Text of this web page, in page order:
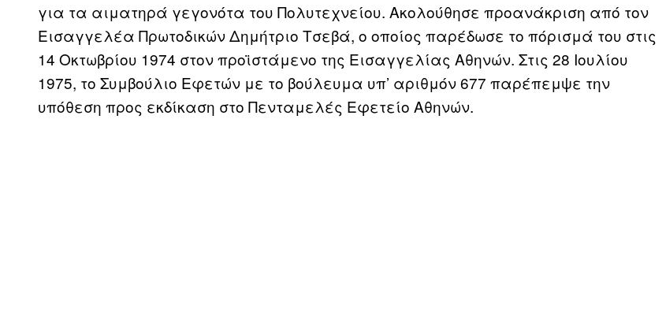
για τα αιματηρά γεγονότα του Πολυτεχνείου. Ακολούθησε προανάκριση από τον
Εισαγγελέα Πρωτοδικών Δημήτριο Τσεβά, ο οποίος παρέδωσε το πόρισμά του στις
14 Οκτωβρίου 1974 στον προϊστάμενο της Εισαγγελίας Αθηνών. Στις 28 Ιουλίου
1975, το Συμβούλιο Εφετών με το βούλευμα υπ’ αριθμόν 677 παρέπεμψε την
υπόθεση προς εκδίκαση στο Πενταμελές Εφετείο Αθηνών.